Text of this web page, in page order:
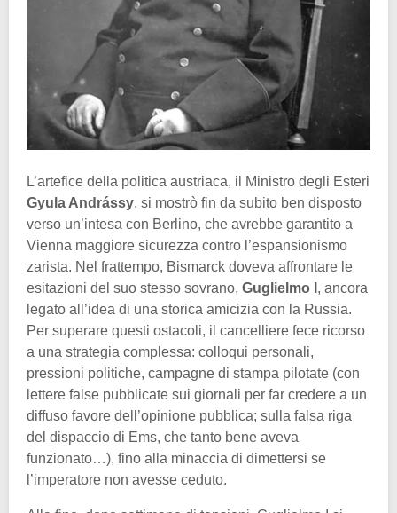
L’artefice della politica austriaca, il Ministro degli Esteri
Gyula Andrássy, si mostrò fin da subito ben disposto
verso un’intesa con Berlino, che avrebbe garantito a
Vienna maggiore sicurezza contro l’espansionismo
zarista. Nel frattempo, Bismarck doveva affrontare le
esitazioni del suo stesso sovrano, Guglielmo I , ancora
legato all’idea di una storica amicizia con la Russia.
Per superare questi ostacoli, il cancelliere fece ricorso
a una strategia complessa: colloqui personali,
pressioni politiche, campagne di stampa pilotate (con
lettere false pubblicate sui giornali per far credere a un
diffuso favore dell’opinione pubblica; sulla falsa riga
del dispaccio di Ems, che tanto bene aveva
funzionato…), fino alla minaccia di dimettersi se
l’imperatore non avesse ceduto.